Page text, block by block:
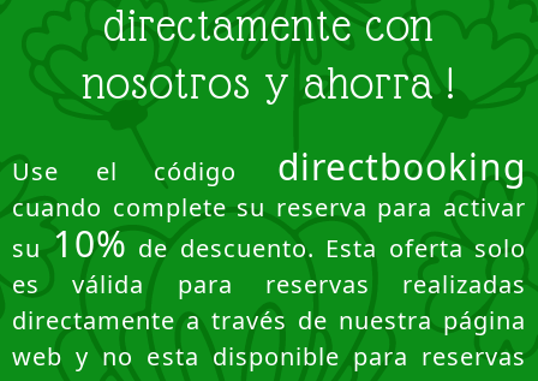
directamente con
nosotros y ahorra !
Use el código directbooking
cuando complete su reserva para activar
su10% de descuento. Esta oferta solo
es válida para reservas realizadas
directamente a través de nuestra página
web y no esta disponible para reservas